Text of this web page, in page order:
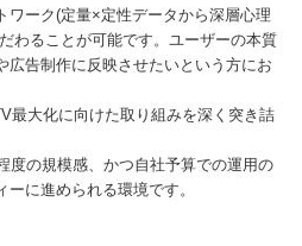
ワーク(定量×定性データから深層心理
わることが可能です。ユーザーの本質
広告制作に反映させたいという方にお
最大化に向けた取り組みを深く突き詰
の規模感、かつ自社予算での運用の
に進められる環境です。